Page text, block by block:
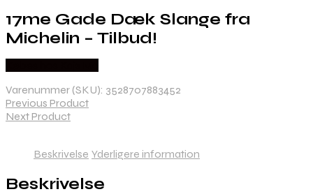
17me Gade Dæk Slange fra
Michelin – Tilbud!
Varenummer (SKU): 3528707883452
Previous Product
Next Product
Beskrivelse Yderligere information
Beskrivelse